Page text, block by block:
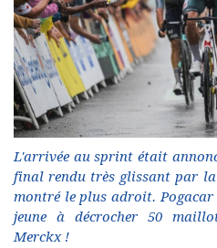
L'arrivée au sprint était
final rendu très glissant par
montré le plus adroit. Pogacar
jeune à décrocher 50
Merckx !